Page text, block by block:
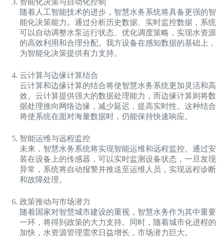
智能化决策与自动化控制
随着人工智能技术的进步，智慧水务系统将具备更强的智
能化决策能力。通过分析历史数据、实时监控数据，系统
可以自动调整水泵运行状态、优化调度策略，实现水资源
的高效利用和合理分配。我方设备在感知数据的基础上，
为智能化决策提供有力支持。
云计算与边缘计算结合
云计算和边缘计算的结合将使智慧水务系统更加灵活和高
效。云计算提供强大的数据处理能力，而边缘计算则将数
据处理推向网络边缘，减少延迟，提高实时性。这种结合
将使系统在面对海量数据时，仍能保持快速响应。
智能运维与远程监控
未来，智慧水务系统将实现智能运维和远程监控。通过安
装在设备上的传感器，可以实时监测设备状态，一旦发现
异常，系统将自动报警并推送至运维人员，实现远程诊断
和故障处理。
政策推动与市场潜力
随着国家对智慧城市建设的重视，智慧水务作为其中重要
一环，将得到政策的大力支持。同时，随着城市化进程的
加快，水资源管理需求日益增长，市场潜力巨大。